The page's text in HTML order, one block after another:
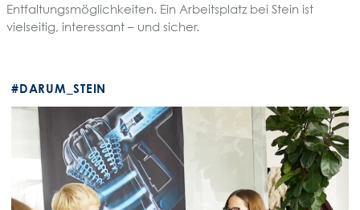
Entfaltungsmöglichkeiten. Ein Arbeitsplatz bei Stein ist
vielseitig, interessant – und sicher.
#DARUM_STEIN